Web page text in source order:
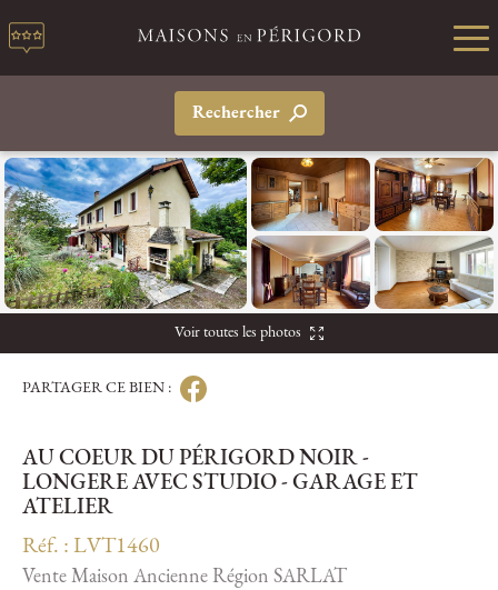
Rechercher
Voir toutes les photos
PARTAGER CE BIEN :
AU COEUR DU PÉRIGORD NOIR -
LONGERE AVEC STUDIO - GARAGE ET
ATELIER
Réf. : LVT1460
Vente Maison Ancienne Région SARLAT